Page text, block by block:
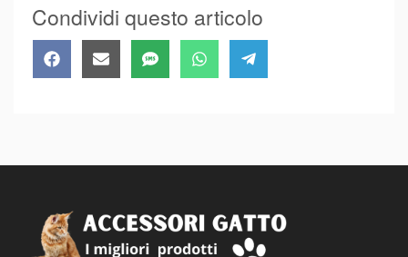
Condividi questo articolo
Share
on
FacebookShare
on
Email Share
on
SMS Share
on
WhatsAppShare
on